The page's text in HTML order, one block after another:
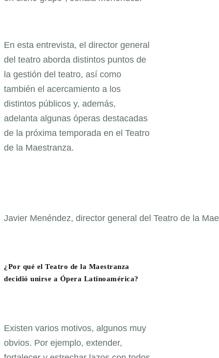
En esta entrevista, el director general
del teatro aborda distintos puntos de
la gestión del teatro, así como
también el acercamiento a los
distintos públicos y, además,
adelanta algunas óperas destacadas
de la próxima temporada en el Teatro
de la Maestranza.
Javier Menéndez, director general del Teatro de la
¿Por qué el Teatro de la Maestranza
decidió unirse a Ópera Latinoamérica?
Existen varios motivos, algunos muy
obvios. Por ejemplo, extender,